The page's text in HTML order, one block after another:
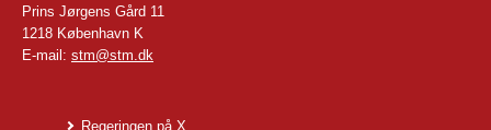
Prins Jørgens Gård 11
1218 København K
E-mail: stm@stm.dk
Regeringen på X